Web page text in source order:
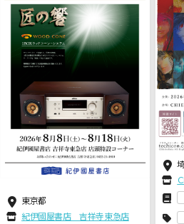
東京都
紀伊國屋書店 吉祥寺東急店